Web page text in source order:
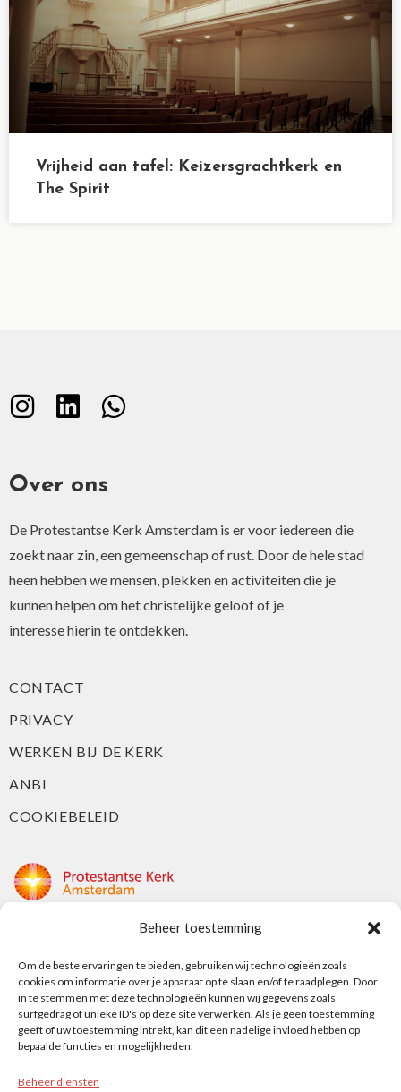
Beheer toestemming
Om de beste ervaringen te bieden, gebruiken wij technologieën zoals
cookies om informatie over je apparaat op te slaan en/of te raadplegen. Door
in te stemmen met deze technologieën kunnen wij gegevens zoals
surfgedrag of unieke ID's op deze site verwerken. Als je geen toestemming
geeft of uw toestemming intrekt, kan dit een nadelige invloed hebben op
bepaalde functies en mogelijkheden.
Beheer diensten
Vrijheid aan tafel: Keizersgrachtkerk en
The Spirit
Over ons
De Protestantse Kerk Amsterdam is er voor iedereen die
zoekt naar zin, een gemeenschap of rust. Door de hele stad
heen hebben we mensen, plekken en activiteiten die je
kunnen helpen om het christelijke geloof of je
interesse hierin te ontdekken.
CONTACT
PRIVACY
WERKEN BIJ DE KERK
ANBI
COOKIEBELEID
Nieuwe Herengracht 18
1018 DP Amsterdam
t: 020 5353 700
e: info@protestantsamsterdam.nl
Protestantse Diaconie Amsterdam